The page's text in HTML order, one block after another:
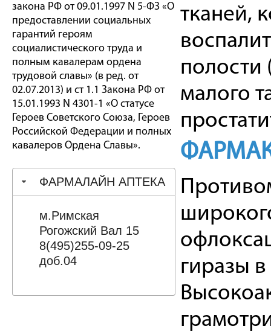
закона РФ от 09.01.1997 N 5-ФЗ «О
предоставлении социальных
гарантий героям
социалистического труда и
полным кавалерам ордена
трудовой славы» (в ред. от
02.07.2013) и ст 1.1 Закона РФ от
15.01.1993 N 4301-1 «О статусе
Героев Советского Союза, Героев
Российской Федерации и полных
кавалеров Ордена Славы».
ФАРМАЛАЙН АПТЕКА
м.Римская
Рогожский Вал 15
8(495)255-09-25
доб.04
тканей,
полости
малого
гиразы